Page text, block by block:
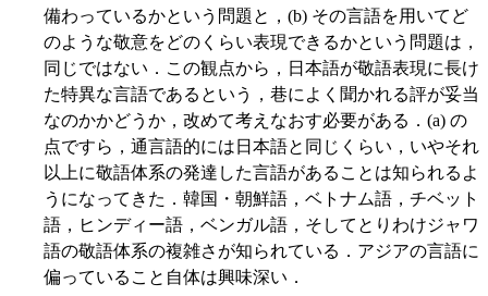
備わっているかという問題と，(b) その言語を用いてど
のような敬意をどのくらい表現できるかという問題は，
同じではない．この観点から，日本語が敬語表現に長け
た特異な言語であるという，巷によく聞かれる評が妥当
なのかかどうか，改めて考えなおす必要がある．(a) の
点ですら，通言語的には日本語と同じくらい，いやそれ
以上に敬語体系の発達した言語があることは知られるよ
うになってきた．韓国・朝鮮語，ベトナム語，チベット
語，ヒンディー語，ベンガル語，そしてとりわけジャワ
語の敬語体系の複雑さが知られている．アジアの言語に
偏っていること自体は興味深い．